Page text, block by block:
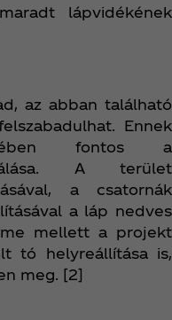
lápvidékének
az abban található
Ennek
fontos a
A terület
a csatornák
a láp nedves
mellett a projekt
tó helyreállítása is,
meg. [2]